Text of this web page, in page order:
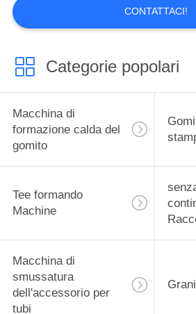
CONTATTACI!
Categorie popolari
Macchina di
formazione calda del
gomito
Tee formando
Machine
Macchina di
smussatura
dell'accessorio per
tubi